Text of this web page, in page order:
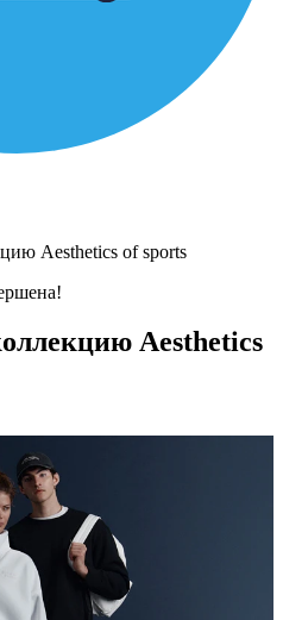
Aesthetics of sports
Aesthetics